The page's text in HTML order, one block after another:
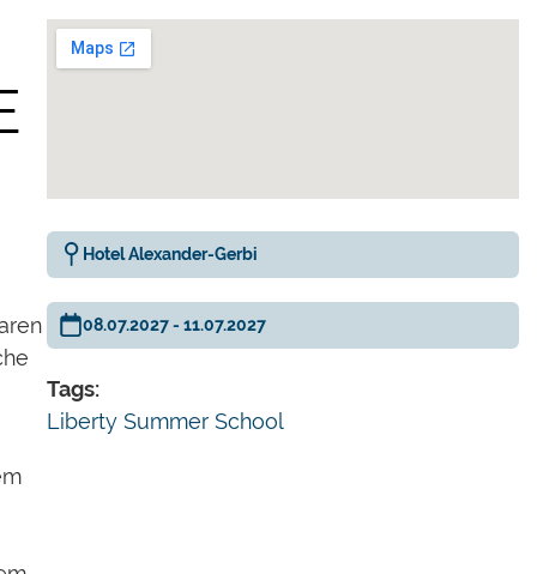
Hotel Alexander-Gerbi
08.07.2027 - 11.07.2027
Tags:
Liberty Summer School